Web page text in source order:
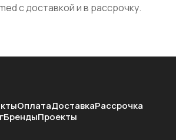
с доставкой и в рассрочку.
ОплатаДоставкаРассрочка
БрендыПроекты